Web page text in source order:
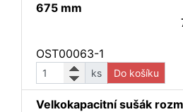
675 mm
OST00063-1
ks Do košíku
Velkokapacitní sušák